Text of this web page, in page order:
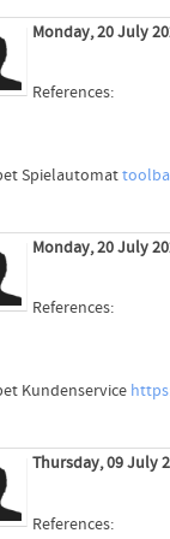
Monday, 20 July
References:
Spielautomat
Monday, 20 July
References:
Kundenservice
Thursday, 09 July
References: